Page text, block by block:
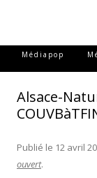
Médiapop
Alsace-
Publié le 12 avril
ouvert.